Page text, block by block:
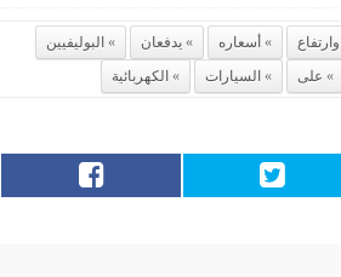
وارتفاع أسعاره يدفعان
البوليفيين
على السيارات الكهربائية